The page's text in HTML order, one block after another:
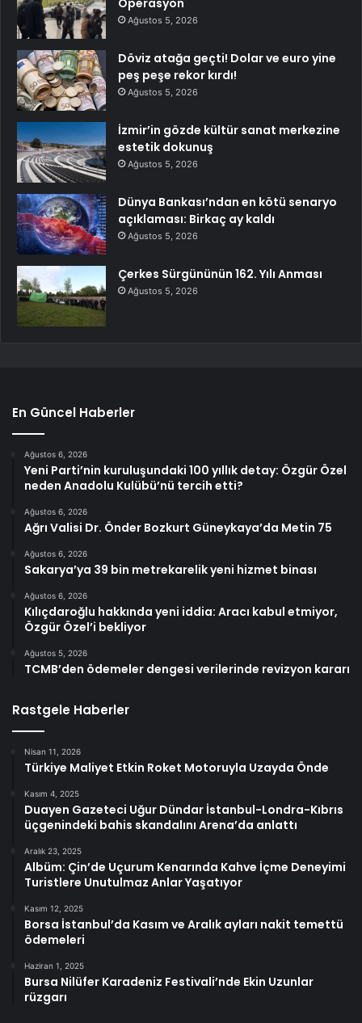
Operasyon
Ağustos 5, 2026
Döviz atağa geçti! Dolar ve euro yine
peş peşe rekor kırdı!
Ağustos 5, 2026
İzmir’in gözde kültür sanat merkezine
estetik dokunuş
Ağustos 5, 2026
Dünya Bankası’ndan en kötü senaryo
açıklaması: Birkaç ay kaldı
Ağustos 5, 2026
Çerkes Sürgününün 162. Yılı Anması
Ağustos 5, 2026
En Güncel Haberler
Ağustos 6, 2026
Yeni Parti’nin kuruluşundaki 100 yıllık detay: Özgür Özel
neden Anadolu Kulübü’nü tercih etti?
Ağustos 6, 2026
Ağrı Valisi Dr. Önder Bozkurt Güneykaya’da Metin 75
Ağustos 6, 2026
Sakarya’ya 39 bin metrekarelik yeni hizmet binası
Ağustos 6, 2026
Kılıçdaroğlu hakkında yeni iddia: Aracı kabul etmiyor,
Özgür Özel’i bekliyor
Ağustos 5, 2026
TCMB’den ödemeler dengesi verilerinde revizyon kararı
Rastgele Haberler
Nisan 11, 2026
Türkiye Maliyet Etkin Roket Motoruyla Uzayda Önde
Kasım 4, 2025
Duayen Gazeteci Uğur Dündar İstanbul-Londra-Kıbrıs
üçgenindeki bahis skandalını Arena’da anlattı
Aralık 23, 2025
Albüm: Çin’de Uçurum Kenarında Kahve İçme Deneyimi
Turistlere Unutulmaz Anlar Yaşatıyor
Kasım 12, 2025
Borsa İstanbul’da Kasım ve Aralık ayları nakit temettü
ödemeleri
Haziran 1, 2025
Bursa Nilüfer Karadeniz Festivali’nde Ekin Uzunlar
rüzgarı